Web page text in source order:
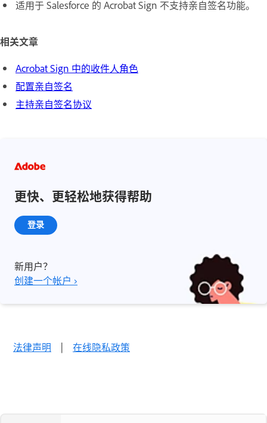
适用于 Salesforce 的 Acrobat Sign 不支持亲自签名功能。
相关文章
Acrobat Sign 中的收件人角色
配置亲自签名
主持亲自签名协议
更快、更轻松地获得帮助
登录
新用户？
创建一个帐户 ›
法律声明 | 在线隐私政策